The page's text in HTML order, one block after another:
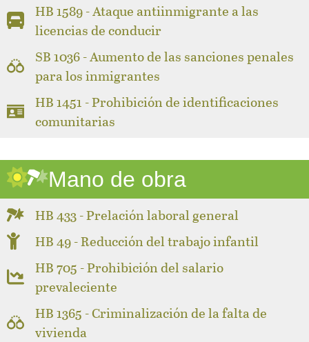
HB 1589 - Ataque antiinmigrante a las
licencias de conducir
SB 1036 - Aumento de las sanciones penales
para los inmigrantes
HB 1451 - Prohibición de identificaciones
comunitarias
Mano de obra
HB 433 - Prelación laboral general
HB 49 - Reducción del trabajo infantil
HB 705 - Prohibición del salario
prevaleciente
HB 1365 - Criminalización de la falta de
vivienda